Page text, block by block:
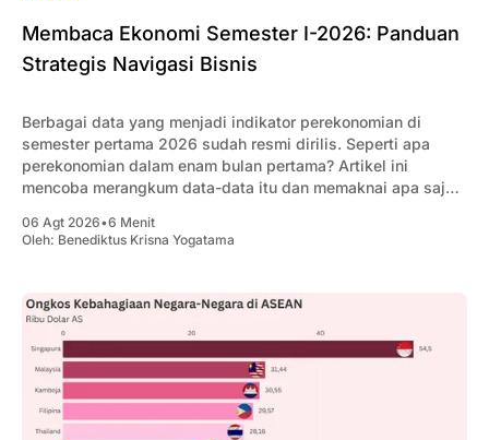
Membaca Ekonomi Semester I-2026: Panduan
Strategis Navigasi Bisnis
Berbagai data yang menjadi indikator perekonomian di
semester pertama 2026 sudah resmi dirilis. Seperti apa
perekonomian dalam enam bulan pertama? Artikel ini
mencoba merangkum data-data itu dan memaknai apa saja
06 Agt 2026•6 Menit
Oleh: Benediktus Krisna Yogatama